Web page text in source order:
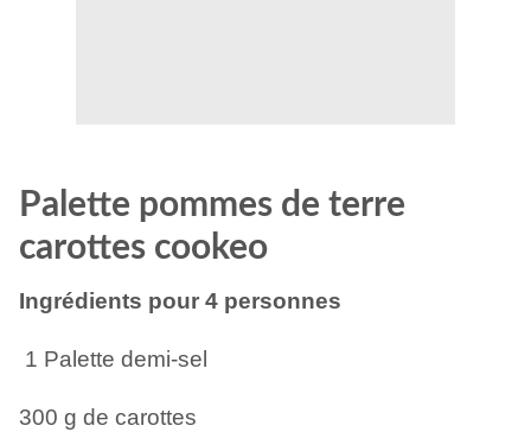
Palette pommes de terre
carottes cookeo
Ingrédients pour 4 personnes
1 Palette demi-sel
300 g de carottes